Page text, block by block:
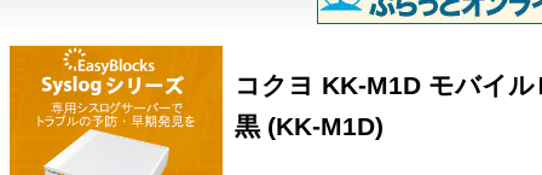
コクヨ KK-M1D モバイ
黒 (KK-M1D)